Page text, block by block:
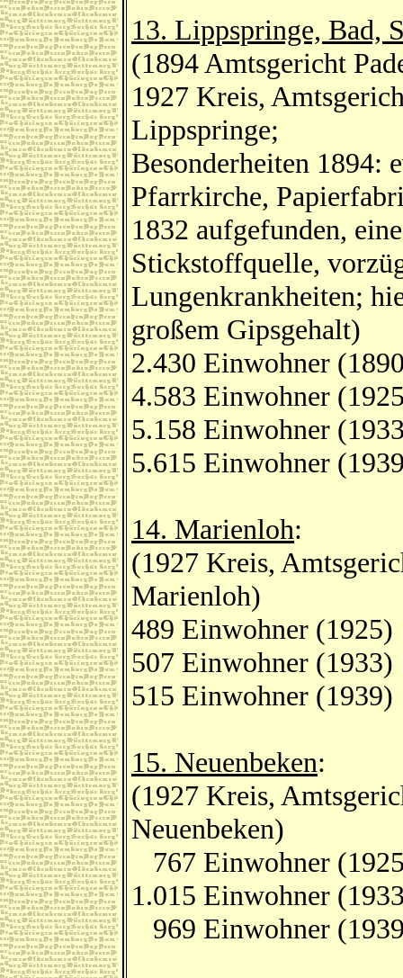
13. Lippspringe, Bad,
(1894 Amtsgericht
1927 Kreis,
Lippspringe;
Besonderheiten 1894:
Pfarrkirche,
1832 aufgefunden,
Stickstoffquelle,
Lungenkrankheiten;
großem Gipsgehalt)
2.430 Einwohner
4.583 Einwohner
5.158 Einwohner
5.615 Einwohner
14. Marienloh:
(1927 Kreis,
Marienloh)
489 Einwohner (1925)
507 Einwohner (1933)
515 Einwohner (1939)
15. Neuenbeken:
(1927 Kreis,
Neuenbeken)
767 Einwohner
1.015 Einwohner
969 Einwohner